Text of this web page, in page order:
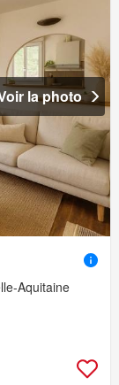
la photo
Aquitaine